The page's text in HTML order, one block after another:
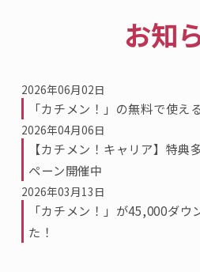
お知
2026年06月02日
「カチメン！」の無料で使え
2026年04月06日
【カチメン！キャリア】特典
ペーン開催中
2026年03月13日
「カチメン！」が45,000ダ
た！